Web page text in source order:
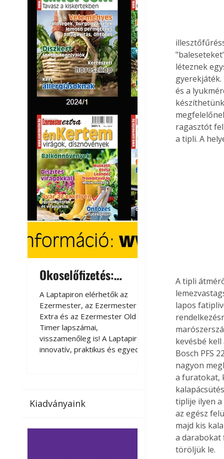
Okoselőfizetés:
Ezermester Extra
A Laptapiron elérhetők az
Ezermester, az Ezermester
Extra és az Ezermester Old
Timer lapszámai,
visszamenőleg is! A Laptapir új,
innovatív, praktikus és egyedi
az otthonában, útközben vagy
elérhetők lapszámaink. Bárhol,
Okoselőfizetés
A Laptapiron
Ezermester, az
Extra és az
Timer lapszámai,
visszamenőleg is! A
innovatív, praktikus
megoldás a
magazinok digitális
számítógépen,
vagy táblagépen.
az otthonában,
nyaralás, pihenés
elérhetők
bármikor, akár
vagy dolgozva is
Kiadványaink
léteznek
és a
ragasztót
a tipli. A
A tipli
lapos
kevésbé
Bosch PFS
nagyon
a furatokat,
tiplije ilyen
az egész
majd kis
a darabokat
töröljük le.